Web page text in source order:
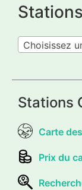
Choisissez
Stations
Carte
Prix du